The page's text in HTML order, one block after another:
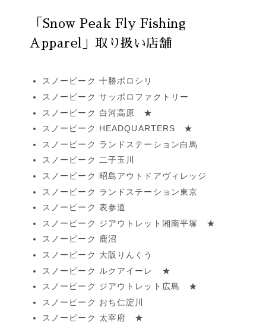
「Snow Peak Fly Fishing
Apparel」取り扱い店舗
スノーピーク 十勝ポロシリ
スノーピーク サッポロファクトリー
スノーピーク 白河高原 ★
スノーピーク HEADQUARTERS ★
スノーピーク ランドステーション白馬
スノーピーク 二子玉川
スノーピーク 昭島アウトドアヴィレッジ
スノーピーク ランドステーション東京
スノーピーク 表参道
スノーピーク ジアウトレット湘南平塚 ★
スノーピーク 鹿沼
スノーピーク 大阪りんくう
スノーピーク ルクアイーレ ★
スノーピーク ジアウトレット広島 ★
スノーピーク おち仁淀川
スノーピーク 太宰府 ★